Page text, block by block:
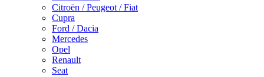
Citroën / Peugeot / Fiat
Cupra
Ford / Dacia
Mercedes
Opel
Renault
Seat